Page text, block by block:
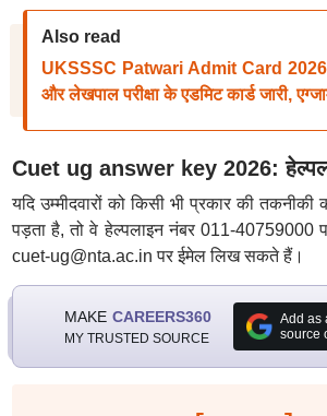
Also read
UKSSSC Patwari Admit Card 2026:
और लेखपाल परीक्षा के एडमिट कार्ड जारी,
Cuet ug answer key 2026:
यदि उम्मीदवारों को किसी भी प्रकार की तकनीकी
पड़ता है, तो वे हेल्पलाइन नंबर 011-40759000
cuet-ug@nta.ac.in पर ईमेल लिख सकते हैं।
MAKE CAREERS360
MY TRUSTED SOURCE
Add as
source